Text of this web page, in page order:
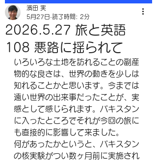
2026.5.27 旅と英語
108 悪路に揺られて
濱田 実
5月27日 読了時間: 2分
いろいろな土地を訪れることの副産
物的な良さは、世界の動きを少しは
知れることかと思います。今までは
遠い世界の出来事だったことが、実
感として感じられます。パキスタン
に入ったところでそれが今回の旅に
も直接的に影響して来ました。
何があったかというと、パキスタン
の核実験がつい数ヶ月前に実施され